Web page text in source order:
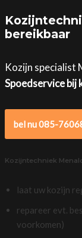
bereikbaar
Kozijn specialist
Spoedservice bij
bel nu 085-
Kozijntechniek
laat uw kozijn
repareer evt.
voorkomen)